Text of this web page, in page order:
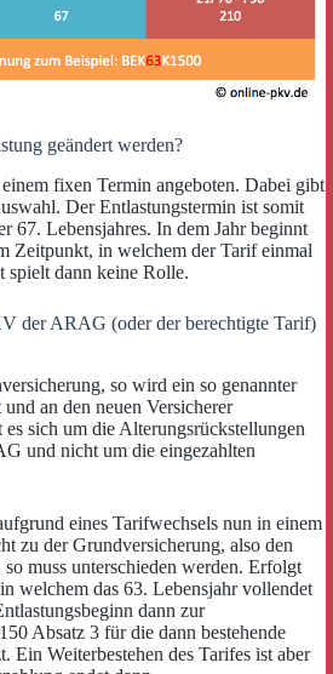
geändert werden?
fixen Termin angeboten. Dabei gibt
Der Entlastungstermin ist somit
67. Lebensjahres. In dem Jahr beginnt
Zeitpunkt, in welchem der Tarif einmal
spielt dann keine Rolle.
der ARAG (oder der berechtigte Tarif)
so wird ein so genannter
an den neuen Versicherer
sich um die Alterungsrückstellungen
und nicht um die eingezahlten
eines Tarifwechsels nun in einem
zu der Grundversicherung, also den
muss unterschieden werden. Erfolgt
welchem das 63. Lebensjahr vollendet
dann zur
Absatz 3 für die dann bestehende
Ein Weiterbestehen des Tarifes ist aber